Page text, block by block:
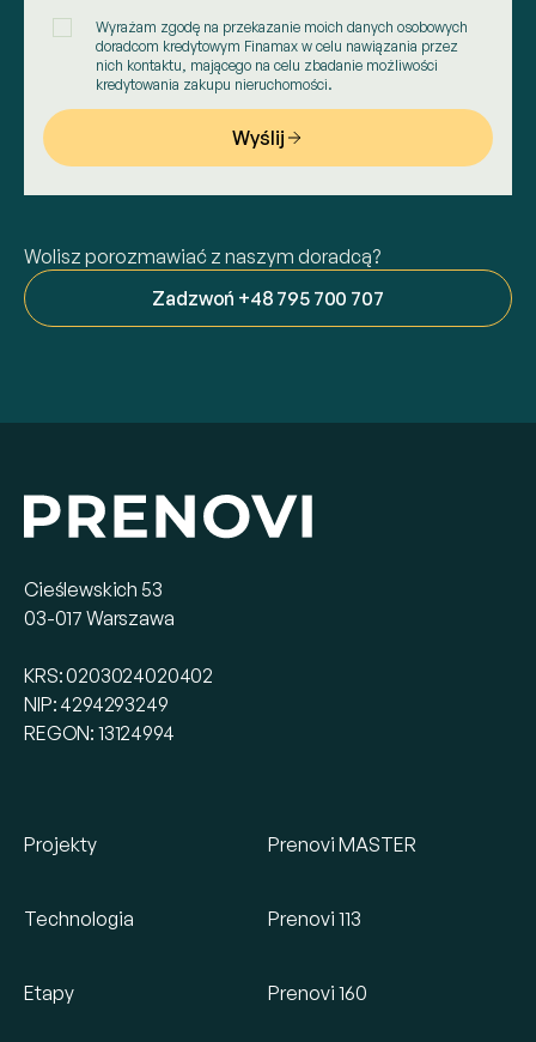
Wyrażam zgodę na przekazanie moich danych osobowych
doradcom kredytowym Finamax w celu nawiązania przez
nich kontaktu, mającego na celu zbadanie możliwości
kredytowania zakupu nieruchomości.
Wyślij
Wolisz porozmawiać z naszym doradcą?
Zadzwoń +48 795 700 707
Cieślewskich 53
03-017 Warszawa
KRS: 0203024020402
NIP: 4294293249
REGON: 13124994
Projekty
Technologia
Etapy
Prenovi MASTER
Prenovi 113
Prenovi 160